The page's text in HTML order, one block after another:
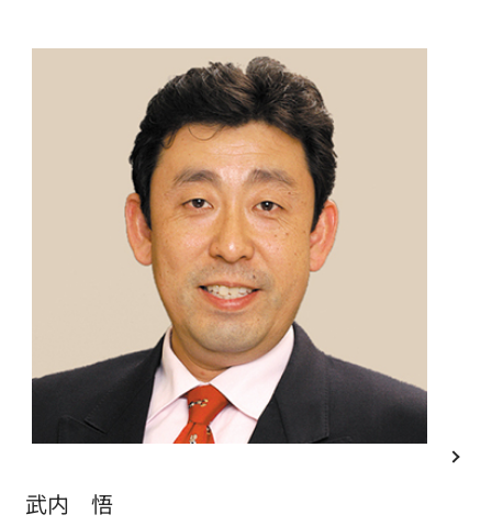
武内 悟